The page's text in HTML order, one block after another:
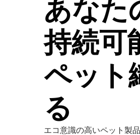
あな
持続可
ペット
る
エコ意識の高いペット製